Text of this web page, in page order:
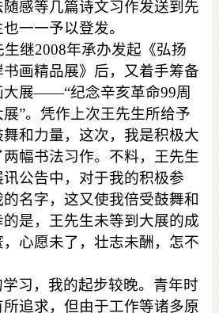
感等几篇诗文习作发送到先
一一予以登发。
生继2008年承办发起 《弘扬
画精品展》后， 又着手筹备
大展——“纪念辛亥革命99周
展”。凭作上次王先生所给予
和力量，这次，我是积极大
幅书法习作。不料，王先生
公告中，对于我的积极参
名字，这又使我倍受鼓舞和
是，王先生未等到大展的成
心愿未了，壮志未酬，怎不
习，我的起步较晚。青年时
追求，但由于工作等诸多原